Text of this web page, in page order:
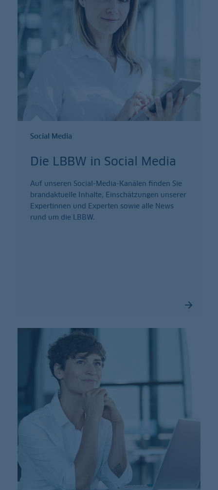
Social Media
Die LBBW in Social Media
Auf unseren Social-Media-Kanälen finden Sie
brandaktuelle Inhalte, Einschätzungen unserer
Expertinnen und Experten sowie alle News
rund um die LBBW.